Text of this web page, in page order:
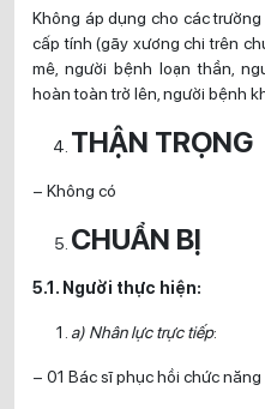
Không áp dụng cho các
cấp tính (gãy xương chi trên
mê, người bệnh loạn thần,
hoàn toàn trở lên, người bệnh
THẬN TRỌNG
– Không có
CHUẨN BỊ
5.1. Người thực hiện:
a) Nhân lực trực tiếp:
– 01 Bác sĩ phục hồi chức năng